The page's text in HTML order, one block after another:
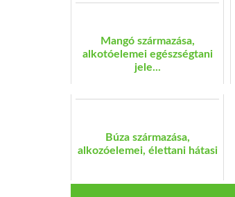
Mangó származása,
alkotóelemei egészségtani
jele...
Búza származása,
alkozóelemei, élettani hátasi